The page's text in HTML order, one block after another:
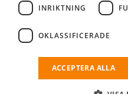
logga in
Kostnadsfri företagsprofil
och söka efter passande
INRIKTNING
OKLASSIFICERADE
ACCEPTERA ALLA